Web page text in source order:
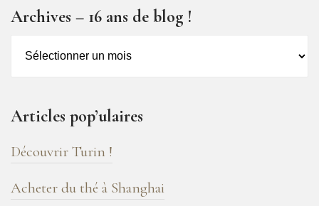
Archives – 16 ans de blog !
de
blog
!
Articles pop’ulaires
Découvrir Turin !
Acheter du thé à Shanghai